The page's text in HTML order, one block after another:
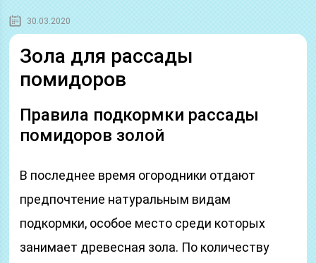
30.03.2020
Зола для рассады
помидоров
Правила подкормки рассады
помидоров золой
В последнее время огородники отдают
предпочтение натуральным видам
подкормки, особое место среди которых
занимает древесная зола. По количеству